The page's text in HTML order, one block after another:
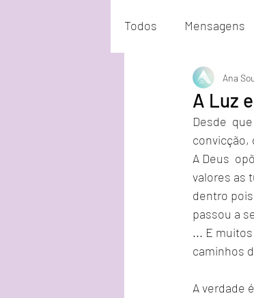
Todos Mensagens
Atualizações
A Luz
Ana
Desde
convicção,
A Deus
valores as
dentro
passou a
... E
caminhos
A verdade